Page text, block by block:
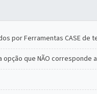
por Ferramentas CASE de
que NÃO corresponde